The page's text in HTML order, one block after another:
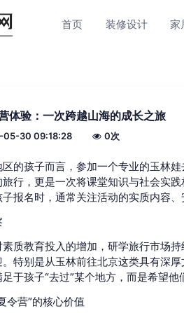
首页 装修设计 家
体验：一次跨越山海的成长之旅
05-30 09:18:28 0次
的孩子而言，参加一个专业的玉林
行，更是一次将课堂知识与社会实
报名时，通常关注活动的实质内容、
质教育投入的增加，研学旅行市场
特别是从玉林前往北京这类具有深
于孩子“去过”某个地方，而是希望
令营”的核心价值